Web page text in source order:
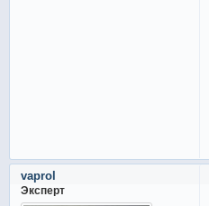
vaprol
Эксперт